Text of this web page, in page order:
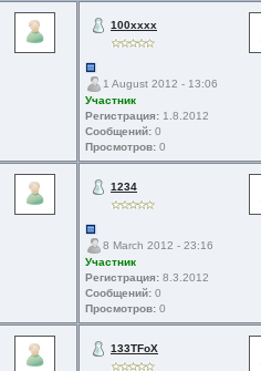
100xxxx
1 August 2012 - 13:06
Участник
Регистрация: 1.8.2012
Сообщений: 0
Просмотров: 0
1234
8 March 2012 - 23:16
Участник
Регистрация: 8.3.2012
Сообщений: 0
Просмотров: 0
133TFoX